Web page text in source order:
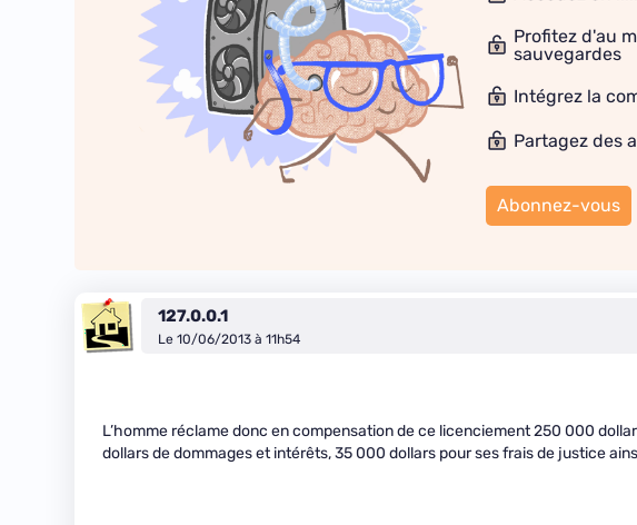
Profitez d'au
sauvegardes
Intégrez la
Partagez des
Abonnez-vous
127.0.0.1
Le 10/06/2013 à 11h54
L’homme réclame donc en compensation de ce licenciement 250 000
dollars de dommages et intérêts, 35 000 dollars pour ses frais de justice